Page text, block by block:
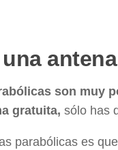
son muy
gratuita, sólo has
parabólicas es